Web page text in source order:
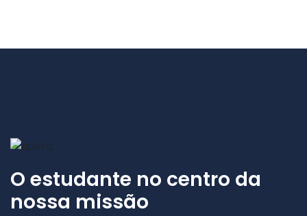
O estudante no centro da
nossa missão